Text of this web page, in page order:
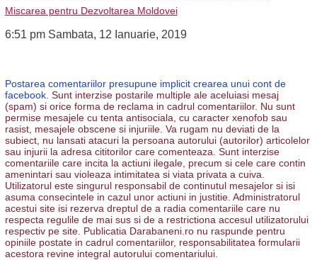
Miscarea pentru Dezvoltarea Moldovei
6:51 pm Sambata, 12 Ianuarie, 2019
Postarea comentariilor presupune implicit crearea unui cont de
facebook. Sunt interzise postarile multiple ale aceluiasi mesaj
(spam) si orice forma de reclama in cadrul comentariilor. Nu sunt
permise mesajele cu tenta antisociala, cu caracter xenofob sau
rasist, mesajele obscene si injuriile. Va rugam nu deviati de la
subiect, nu lansati atacuri la persoana autorului (autorilor) articolelor
sau injurii la adresa cititorilor care comenteaza. Sunt interzise
comentariile care incita la actiuni ilegale, precum si cele care contin
amenintari sau violeaza intimitatea si viata privata a cuiva.
Utilizatorul este singurul responsabil de continutul mesajelor si isi
asuma consecintele in cazul unor actiuni in justitie. Administratorul
acestui site isi rezerva dreptul de a radia comentariile care nu
respecta regulile de mai sus si de a restrictiona accesul utilizatorului
respectiv pe site. Publicatia Darabaneni.ro nu raspunde pentru
opiniile postate in cadrul comentariilor, responsabilitatea formularii
acestora revine integral autorului comentariului.